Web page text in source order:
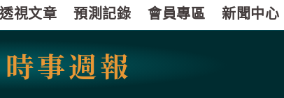
透視文章 預測記錄 會員專區 新聞中心
時事週報